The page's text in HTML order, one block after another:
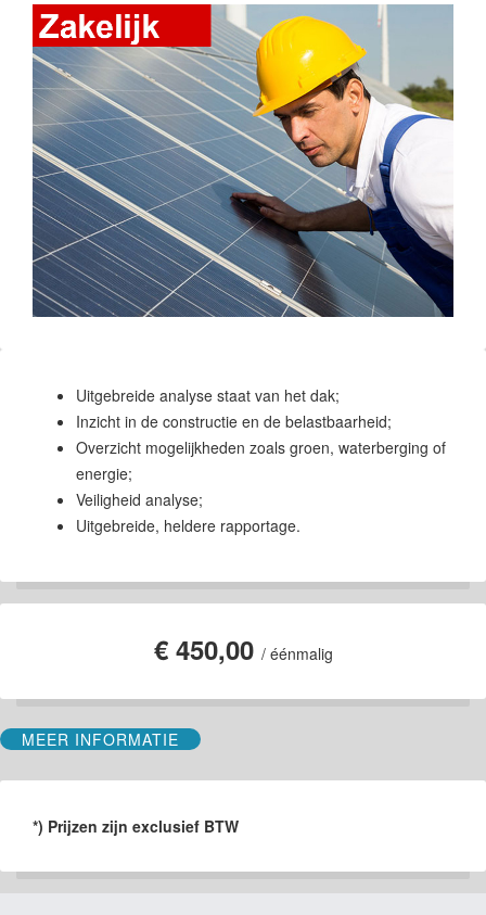
Uitgebreide analyse staat van het dak;
Inzicht in de constructie en de belastbaarheid;
Overzicht mogelijkheden zoals groen, waterberging of
energie;
Veiligheid analyse;
Uitgebreide, heldere rapportage.
€ 450,00 / éénmalig
MEER INFORMATIE
*) Prijzen zijn exclusief BTW